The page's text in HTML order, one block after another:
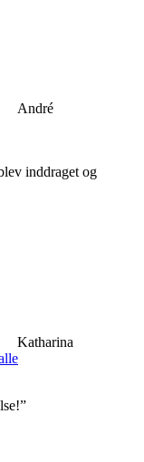
André
inddraget og
Katharina